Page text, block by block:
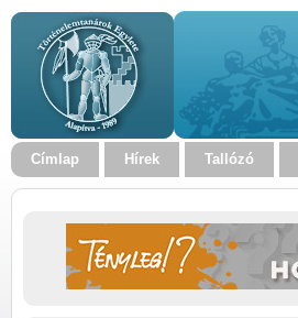
Címlap Hírek Tallózó